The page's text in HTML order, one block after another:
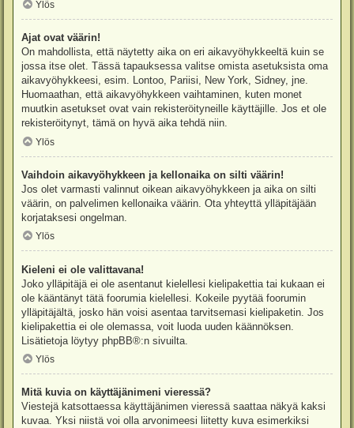
Ylös
Ajat ovat väärin!
On mahdollista, että näytetty aika on eri aikavyöhykkeeltä kuin se
jossa itse olet. Tässä tapauksessa valitse omista asetuksista oma
aikavyöhykkeesi, esim. Lontoo, Pariisi, New York, Sidney, jne.
Huomaathan, että aikavyöhykkeen vaihtaminen, kuten monet
muutkin asetukset ovat vain rekisteröityneille käyttäjille. Jos et ole
rekisteröitynyt, tämä on hyvä aika tehdä niin.
Ylös
Vaihdoin aikavyöhykkeen ja kellonaika on silti väärin!
Jos olet varmasti valinnut oikean aikavyöhykkeen ja aika on silti
väärin, on palvelimen kellonaika väärin. Ota yhteyttä ylläpitäjään
korjataksesi ongelman.
Ylös
Kieleni ei ole valittavana!
Joko ylläpitäjä ei ole asentanut kielellesi kielipakettia tai kukaan ei
ole kääntänyt tätä foorumia kielellesi. Kokeile pyytää foorumin
ylläpitäjältä, josko hän voisi asentaa tarvitsemasi kielipaketin. Jos
kielipakettia ei ole olemassa, voit luoda uuden käännöksen.
Lisätietoja löytyy phpBB®:n sivuilta.
Ylös
Mitä kuvia on käyttäjänimeni vieressä?
Viestejä katsottaessa käyttäjänimen vieressä saattaa näkyä kaksi
kuvaa. Yksi niistä voi olla arvonimeesi liitetty kuva esimerkiksi